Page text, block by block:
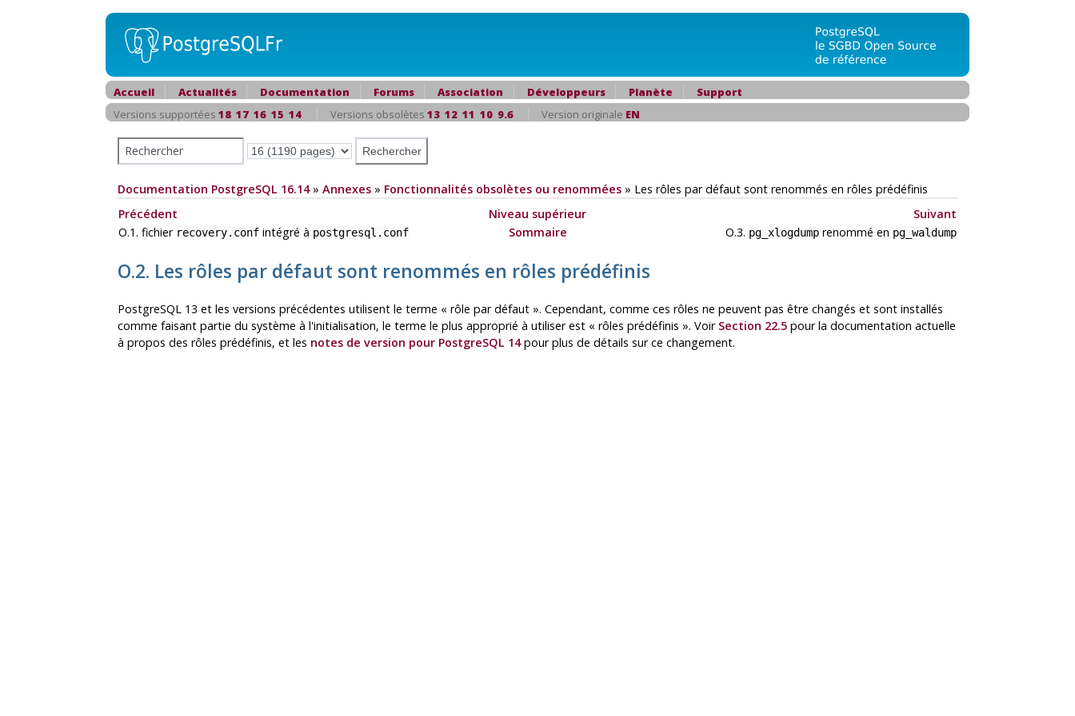
Accueil Actualités Documentation Forums Association Développeurs Planète
Support
Versions supportées 18 17 16 15 14 Versions obsolètes 13 12 11 10 9.6 Version originale EN
Documentation PostgreSQL 16.14» Annexes » Fonctionnalités obsolètes ou renommées » Les rôles par défaut sont renommés en rôles prédéfinis
Précédent
Niveau supérieur
Suivant
O.1. fichier recovery.conf intégré à postgresql.conf Sommaire O.3. pg_xlogdump renommé en pg_waldump
O.2. Les rôles par défaut sont renommés en rôles prédéfinis
PostgreSQL 13 et les versions précédentes utilisent le terme « rôle par défaut ». Cependant, comme ces rôles ne peuvent pas être changés et sont installés
comme faisant partie du système à l'initialisation, le terme le plus approprié à utiliser est « rôles prédéfinis ». Voir Section 22.5 pour la documentation actuelle
à propos des rôles prédéfinis, et les notes de version pour PostgreSQL 14pour plus de détails sur ce changement.